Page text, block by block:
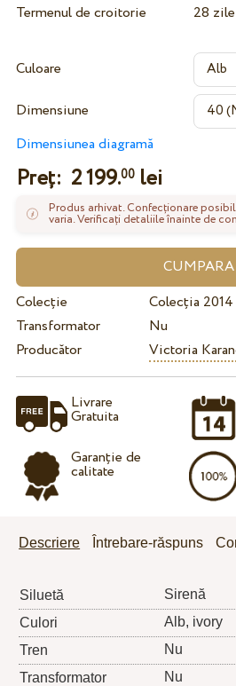
Termenul de croitorie
28 zile
Culoare
Dimensiune
Dimensiunea diagramă
Preț: 2 199.00lei
Produs arhivat. Confecționare
varia. Verificați detaliile înainte de
Colecție
Colecția 2014
Transformator
Nu
Producător
Victoria
Livrare
Gratuita
Garanție de
calitate
Descriere Întrebare-răspuns
Siluetă
Sirenă
Culori
Alb, ivory
Tren
Nu
Transformator
Nu